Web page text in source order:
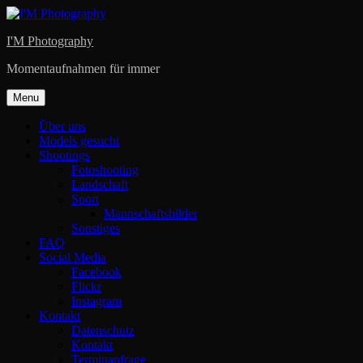
Skip
content
I'M Photography
Momentaufnahmen für immer
Menu
Über uns
Models gesucht
Shootings
Fotoshooting
Landschaft
Sport
Mannschaftsbilder
Sonstiges
FAQ
Social Media
Facebook
Flickr
Instagram
Kontakt
Datenschutz
Kontakt
Terminanfrage